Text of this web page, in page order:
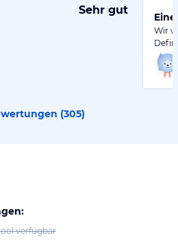
Sehr gut
Wir
(305)
verfügbar